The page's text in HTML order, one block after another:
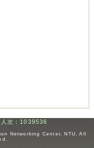
人次：1039536
Networking Center, NTU. All